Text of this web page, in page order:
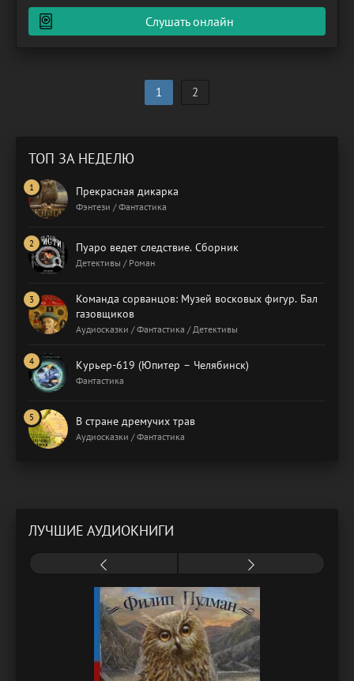
надежды найти Землю. Но пока Росс выживает на
Слушать онлайн
1 2
ТОП ЗА НЕДЕЛЮ
Прекрасная дикарка
Фэнтези / Фантастика
Пуаро ведет следствие. Сборник
Детективы / Роман
Команда сорванцов: Музей восковых фигур. Бал
газовщиков
Аудиосказки / Фантастика / Детективы
Курьер-619 (Юпитер – Челябинск)
Фантастика
В стране дремучих трав
Аудиосказки / Фантастика
ЛУЧШИЕ АУДИОКНИГИ